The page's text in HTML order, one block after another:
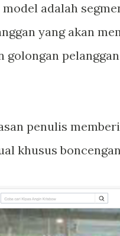
adalah
yang akan
golongan
penulis
khusus